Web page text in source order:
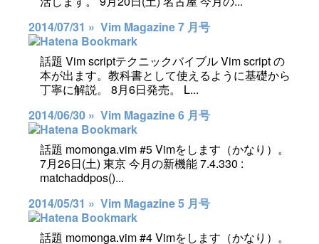
2014/07/31 » Vim Magazine 7 月号
話題 Vim scriptテクニックバイブル Vim script の
本が出ます。教科書として使えるように基礎から
丁寧に解説。 8月6日発売。 L...
2014/06/30 » Vim Magazine 6 月号
話題 momonga.vim #5 Vimをします（かなり）。
7月26日(土) 東京 今月の新機能 7.4.330 :
matchaddpos()...
2014/05/31 » Vim Magazine 5 月号
話題 momonga.vim #4 Vimをします（かなり）。